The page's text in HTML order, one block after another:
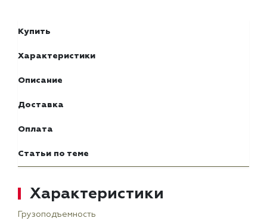
Купить
Характеристики
Описание
Доставка
Оплата
Статьи по теме
Характеристики
Грузоподъемность